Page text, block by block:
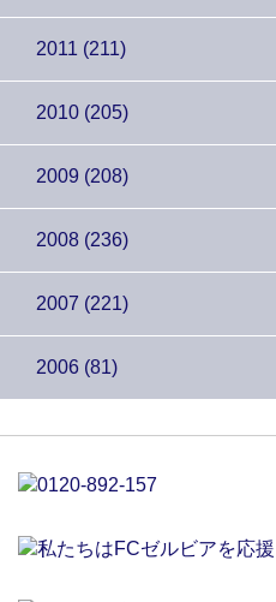
2011 (211)
2010 (205)
2009 (208)
2008 (236)
2007 (221)
2006 (81)